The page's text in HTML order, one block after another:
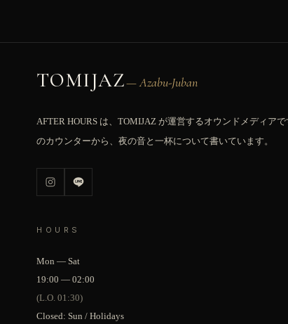
TOMIJAZ— Azabu-Juban
AFTER HOURS は、TOMIJAZ が運営するオウンドメディア
のカウンターから、夜の音と一杯について書いています。
HOURS
Mon — Sat
19:00 — 02:00
(L.O. 01:30)
Closed: Sun / Holidays